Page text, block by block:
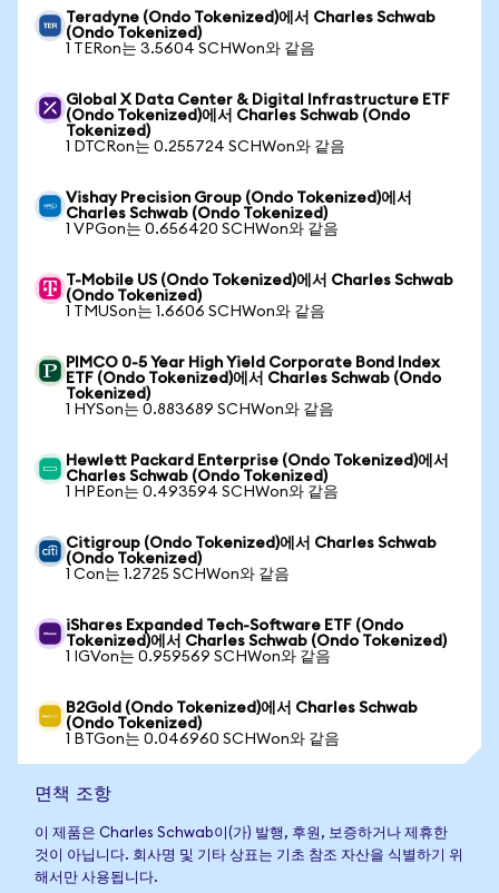
Teradyne (Ondo Tokenized)에서 Charles Schwab
(Ondo Tokenized)
1 TERon는 3.5604 SCHWon와 같음
Global X Data Center & Digital Infrastructure ETF
(Ondo Tokenized)에서 Charles Schwab (Ondo
Tokenized)
1 DTCRon는 0.255724 SCHWon와 같음
Vishay Precision Group (Ondo Tokenized)에서
Charles Schwab (Ondo Tokenized)
1 VPGon는 0.656420 SCHWon와 같음
T-Mobile US (Ondo Tokenized)에서 Charles Schwab
(Ondo Tokenized)
1 TMUSon는 1.6606 SCHWon와 같음
PIMCO 0-5 Year High Yield Corporate Bond Index
ETF (Ondo Tokenized)에서 Charles Schwab (Ondo
Tokenized)
1 HYSon는 0.883689 SCHWon와 같음
Hewlett Packard Enterprise (Ondo Tokenized)에서
Charles Schwab (Ondo Tokenized)
1 HPEon는 0.493594 SCHWon와 같음
Citigroup (Ondo Tokenized)에서 Charles Schwab
(Ondo Tokenized)
1 Con는 1.2725 SCHWon와 같음
iShares Expanded Tech-Software ETF (Ondo
Tokenized)에서 Charles Schwab (Ondo Tokenized)
1 IGVon는 0.959569 SCHWon와 같음
B2Gold (Ondo Tokenized)에서 Charles Schwab
(Ondo Tokenized)
1 BTGon는 0.046960 SCHWon와 같음
면책 조항
이 제품은 Charles Schwab이(가) 발행, 후원, 보증하거나 제휴한
것이 아닙니다. 회사명 및 기타 상표는 기초 참조 자산을 식별하기 위
해서만 사용됩니다.